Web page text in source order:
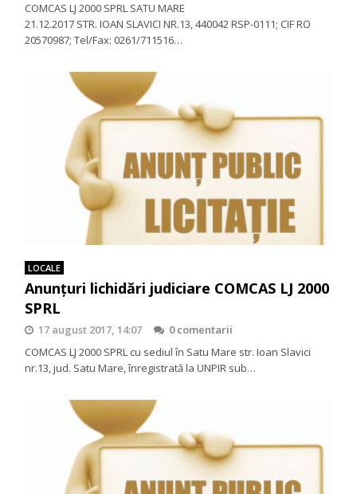
COMCAS LJ 2000 SPRL SATU MARE
21.12.2017 STR. IOAN SLAVICI NR.13, 440042 RSP-0111; CIF RO
20570987; Tel/Fax: 0261/711516…
LOCALE
Anunțuri lichidări judiciare COMCAS LJ 2000
SPRL
17 august 2017, 14:07
0 comentarii
COMCAS LJ 2000 SPRL cu sediul în Satu Mare str. Ioan Slavici
nr.13, jud. Satu Mare, înregistrată la UNPIR sub…